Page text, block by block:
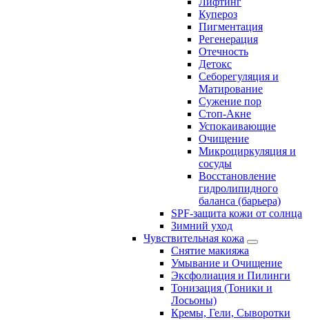
Купероз
Пигментация
Регенерация
Отечность
Детокс
Себорегуляция и
Матирование
Сужение пор
Стоп-Акне
Успокаивающие
Очищение
Микроциркуляция и
сосуды
Восстановление
гидролипидного
баланса (барьера)
SPF-защита кожи от солнца
Зимний уход
Чувствительная кожа
Снятие макияжа
Умывание и Очищение
Эксфолиация и Пилинги
Тонизация (Тоники и
Лосьоны)
Кремы, Гели, Сыворотки